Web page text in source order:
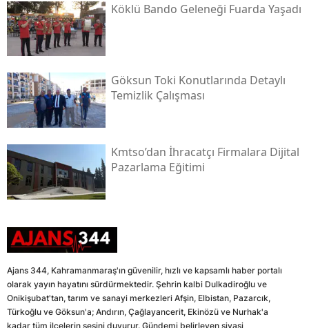
Köklü Bando Geleneği Fuarda Yaşadı
Göksun Toki̇ Konutlarında Detaylı
Temizlik Çalışması
Kmtso’dan İhracatçı Firmalara Dijital
Pazarlama Eğitimi
Ajans 344, Kahramanmaraş'ın güvenilir, hızlı ve kapsamlı haber portalı
olarak yayın hayatını sürdürmektedir. Şehrin kalbi Dulkadiroğlu ve
Onikişubat'tan, tarım ve sanayi merkezleri Afşin, Elbistan, Pazarcık,
Türkoğlu ve Göksun'a; Andırın, Çağlayancerit, Ekinözü ve Nurhak'a
kadar tüm ilçelerin sesini duyurur. Gündemi belirleyen siyasi